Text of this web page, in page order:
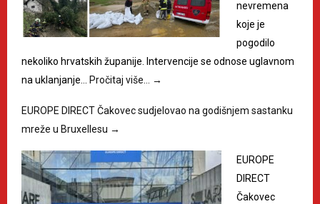
nevremena
koje je
pogodilo
nekoliko hrvatskih županije. Intervencije se odnose uglavnom
na uklanjanje…
Pročitaj više… →
EUROPE DIRECT Čakovec sudjelovao na godišnjem sastanku
mreže u Bruxellesu →
EUROPE
DIRECT
Čakovec